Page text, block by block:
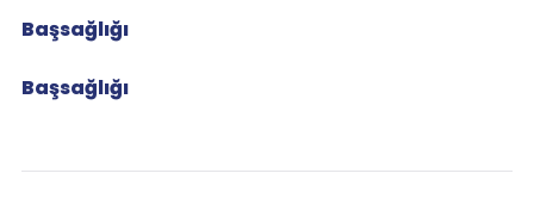
Başsağlığı
Başsağlığı